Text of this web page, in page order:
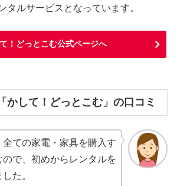
タルサービスとなっています。
！どっとこむ公式ページへ
かして！どっとこむ」の口コミ
ての家電・家具を購入す
ので、初めからレンタルを
た。